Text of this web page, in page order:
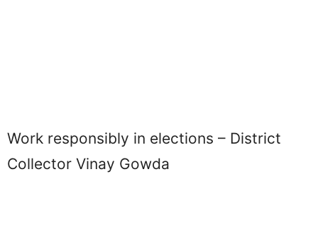
Work responsibly in elections – District
Collector Vinay Gowda